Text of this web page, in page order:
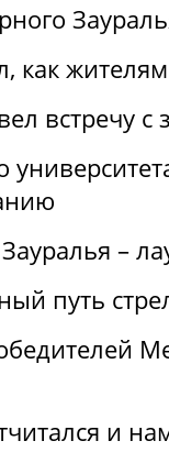
как
встречу
–
путь
и